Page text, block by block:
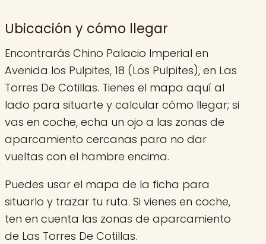
Ubicación y cómo llegar
Encontrarás Chino Palacio Imperial en
Avenida los Pulpites, 18 (Los Pulpites), en Las
Torres De Cotillas. Tienes el mapa aquí al
lado para situarte y calcular cómo llegar; si
vas en coche, echa un ojo a las zonas de
aparcamiento cercanas para no dar
vueltas con el hambre encima.
Puedes usar el mapa de la ficha para
situarlo y trazar tu ruta. Si vienes en coche,
ten en cuenta las zonas de aparcamiento
de Las Torres De Cotillas.